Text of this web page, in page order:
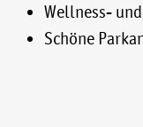
Wellness-
Schöne